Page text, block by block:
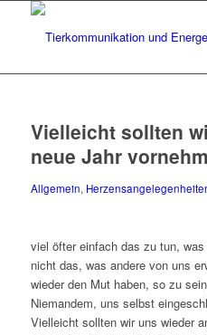
Vielleicht sollten
neue Jahr
Allgemein,
viel öfter einfach das zu tun,
nicht das, was andere von uns
wieder den Mut haben, so zu
Niemandem, uns selbst
Vielleicht sollten wir uns wieder